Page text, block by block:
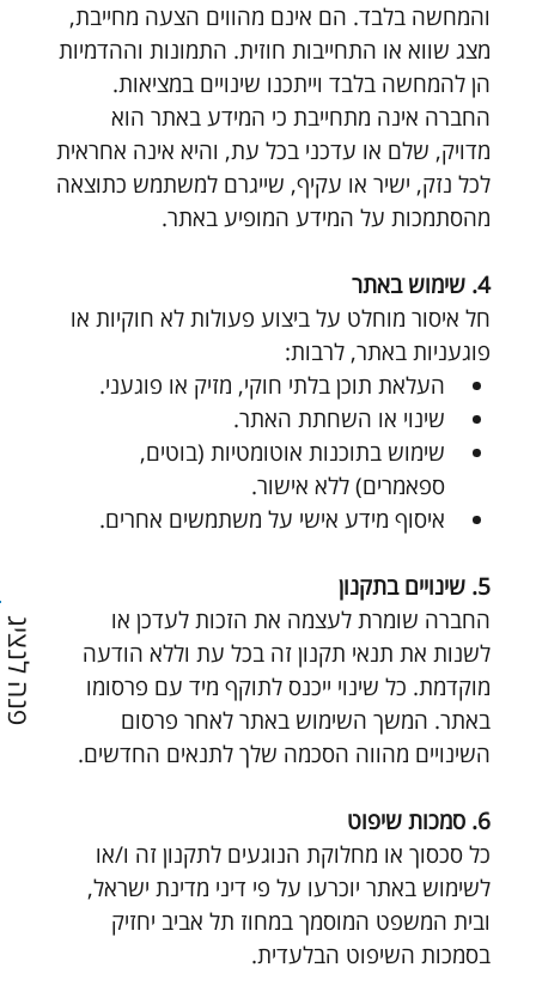
פנה לנציג
והמחשה בלבד. הם אינם מהווים הצעה מחייבת,
מצג שווא או התחייבות חוזית. התמונות וההדמיות
הן להמחשה בלבד וייתכנו שינויים במציאות.
החברה אינה מתחייבת כי המידע באתר הוא
מדויק, שלם או עדכני בכל עת, והיא אינה אחראית
לכל נזק, ישיר או עקיף, שייגרם למשתמש כתוצאה
מהסתמכות על המידע המופיע באתר.
4. שימוש באתר
חל איסור מוחלט על ביצוע פעולות לא חוקיות או
פוגעניות באתר, לרבות:
העלאת תוכן בלתי חוקי, מזיק או פוגעני.
שינוי או השחתת האתר.
שימוש בתוכנות אוטומטיות (בוטים,
ספאמרים) ללא אישור.
איסוף מידע אישי על משתמשים אחרים.
5. שינויים בתקנון
החברה שומרת לעצמה את הזכות לעדכן או
לשנות את תנאי תקנון זה בכל עת וללא הודעה
מוקדמת. כל שינוי ייכנס לתוקף מיד עם פרסומו
באתר. המשך השימוש באתר לאחר פרסום
השינויים מהווה הסכמה שלך לתנאים החדשים.
6. סמכות שיפוט
כל סכסוך או מחלוקת הנוגעים לתקנון זה ו/או
לשימוש באתר יוכרעו על פי דיני מדינת ישראל,
ובית המשפט המוסמך במחוז תל אביב יחזיק
בסמכות השיפוט הבלעדית.